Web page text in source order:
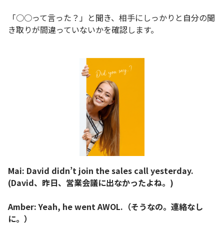
「○○って言った？」と聞き、相手にしっかりと自分の聞
き取りが間違っていないかを確認します。
Mai: David didn’t join the sales call yesterday.
(David、昨日、営業会議に出なかったよね。)
Amber: Yeah, he went AWOL.（そうなの。連絡なし
に。）